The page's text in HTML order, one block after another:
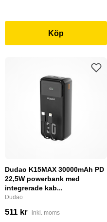
Köp
Dudao K15MAX 30000mAh PD
22,5W powerbank med
integrerade kab...
Dudao
511 kr inkl. moms